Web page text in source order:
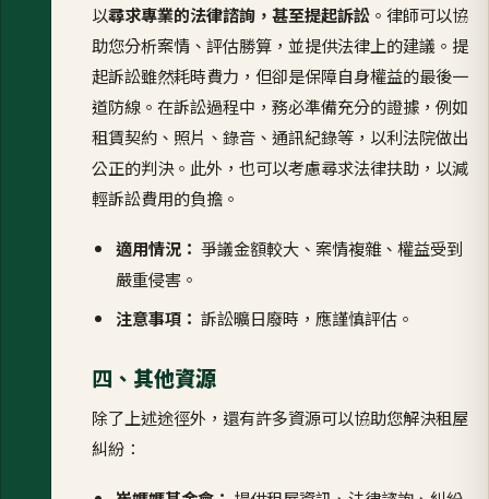
以尋求專業的法律諮詢，甚至提起訴訟。律師可以協
助您分析案情、評估勝算，並提供法律上的建議。提
起訴訟雖然耗時費力，但卻是保障自身權益的最後一
道防線。在訴訟過程中，務必準備充分的證據，例如
租賃契約、照片、錄音、通訊紀錄等，以利法院做出
公正的判決。此外，也可以考慮尋求法律扶助，以減
輕訴訟費用的負擔。
適用情況： 爭議金額較大、案情複雜、權益受到
嚴重侵害。
注意事項： 訴訟曠日廢時，應謹慎評估。
四、 其他資源
除了上述途徑外，還有許多資源可以協助您解決租屋
糾紛：